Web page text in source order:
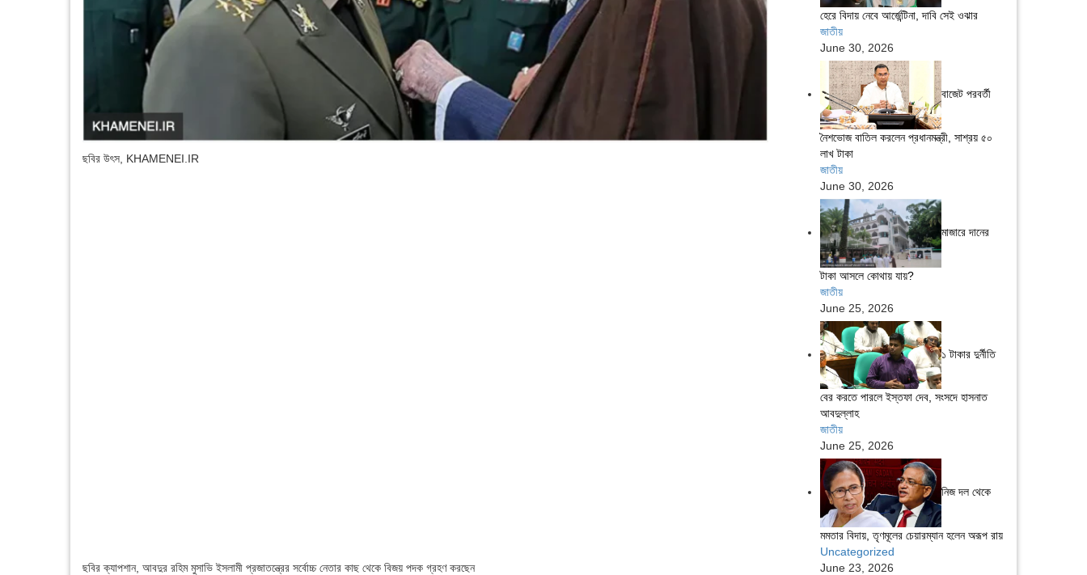
ছবির উৎস, KHAMENEI.IR
ছবির ক্যাপশান, আবদুর রহিম মুসাভি ইসলামী প্রজাতন্ত্রের সর্বোচ্চ নেতার কাছ থেকে বিজয় পদক গ্রহণ করছেন
হেরে বিদায় নেবে আর্জেন্টিনা, দাবি সেই ওঝার
জাতীয়
June 30, 2026
বাজেট পরবর্তী
নৈশভোজ বাতিল করলেন প্রধানমন্ত্রী, সাশ্রয় ৫০
লাখ টাকা
জাতীয়
June 30, 2026
মাজারে দানের
টাকা আসলে কোথায় যায়?
জাতীয়
June 25, 2026
১ টাকার দুর্নীতি
বের করতে পারলে ইস্তফা দেব, সংসদে হাসনাত
আবদুল্লাহ
জাতীয়
June 25, 2026
নিজ দল থেকে
মমতার বিদায়, তৃণমূলের চেয়ারম্যান হলেন অরূপ রায়
Uncategorized
June 23, 2026